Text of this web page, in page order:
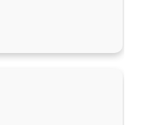
Ренессанс